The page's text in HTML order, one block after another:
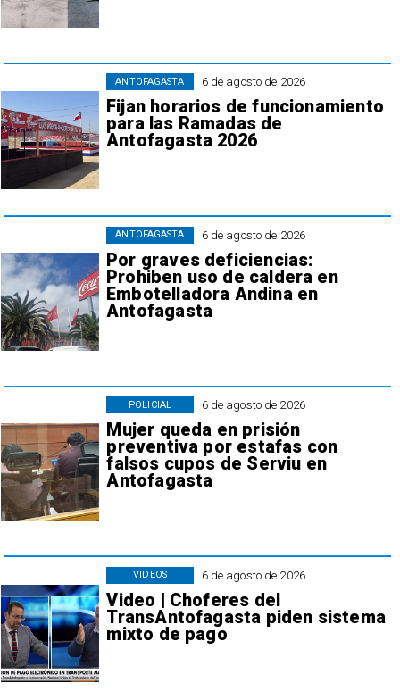
6 de agosto de 2026
Fijan horarios de funcionamiento
para las Ramadas de
Antofagasta 2026
ANTOFAGASTA
6 de agosto de 2026
Por graves deficiencias:
Prohiben uso de caldera en
Embotelladora Andina en
Antofagasta
ANTOFAGASTA
6 de agosto de 2026
Mujer queda en prisión
preventiva por estafas con
falsos cupos de Serviu en
Antofagasta
POLICIAL
6 de agosto de 2026
Video | Choferes del
TransAntofagasta piden sistema
mixto de pago
VIDEOS